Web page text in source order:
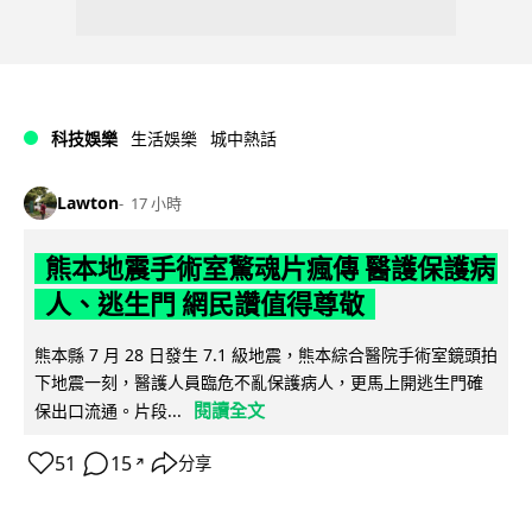
科技娛樂 生活娛樂 城中熱話
Lawton 17 小時
熊本地震手術室驚魂片瘋傳 醫護保護病
人、逃生門 網民讚值得尊敬
熊本縣 7 月 28 日發生 7.1 級地震，熊本綜合醫院手術室鏡頭拍
下地震一刻，醫護人員臨危不亂保護病人，更馬上開逃生門確
保出口流通。片段...
閱讀全文
51 15 ↗ 分享